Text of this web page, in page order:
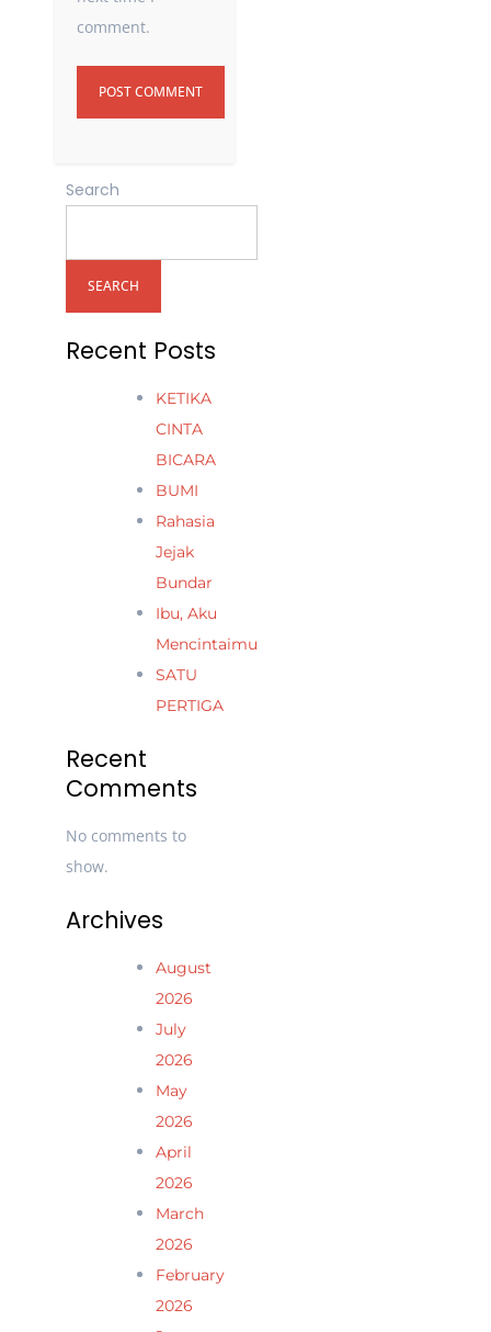
comment.
Search
SEARCH
Recent Posts
KETIKA
CINTA
BICARA
BUMI
Rahasia
Jejak
Bundar
Ibu, Aku
Mencintaimu
SATU
PERTIGA
Recent
Comments
No comments to
show.
Archives
August
2026
July
2026
May
2026
April
2026
March
2026
February
2026